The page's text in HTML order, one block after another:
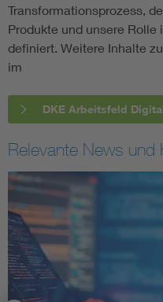
Transformationsprozess,
Produkte und unsere
definiert. Weitere Inhalte
im
DKE Arbeitsfeld
Relevante News und